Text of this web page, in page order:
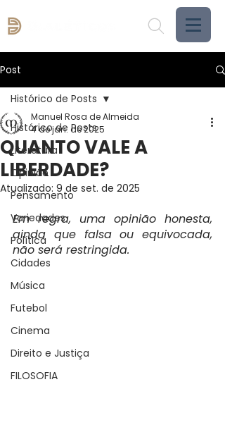
Post
Histórico de Posts
Literatura
Opinião
Pensamento
Variedades
Política
Cidades
Música
Futebol
Cinema
Direito e Justiça
FILOSOFIA
Histórico de Posts
QUANTO VALE A
LIBERDADE?
Manuel Rosa de Almeida
4 de jan. de 2025
Atualizado: 9 de set. de 2025
Em regra, uma opinião honesta,
ainda que falsa ou equivocada,
não será restringida.